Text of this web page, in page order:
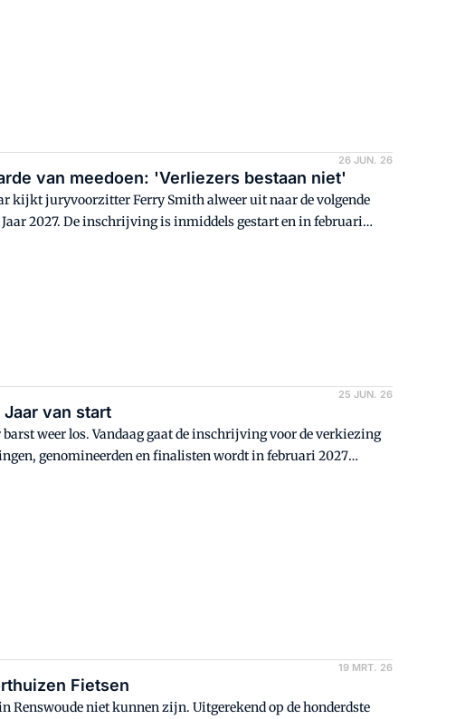
26 JUN. 26
van meedoen: 'Verliezers bestaan niet'
kijkt juryvoorzitter Ferry Smith alweer uit naar de volgende
2027. De inschrijving is inmiddels gestart en in februari
25 JUN. 26
van start
weer los. Vandaag gaat de inschrijving voor de verkiezing
genomineerden en finalisten wordt in februari 2027
19 MRT. 26
Fietsen
Renswoude niet kunnen zijn. Uitgerekend op de honderdste